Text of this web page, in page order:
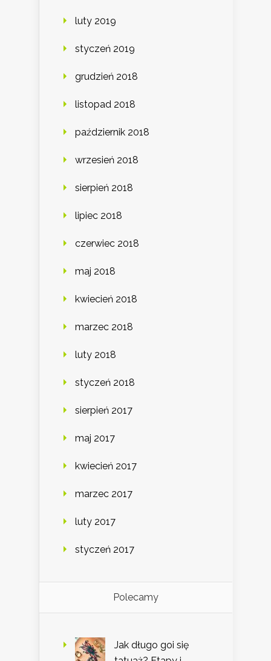
luty 2019
styczeń 2019
grudzień 2018
listopad 2018
październik 2018
wrzesień 2018
sierpień 2018
lipiec 2018
czerwiec 2018
maj 2018
kwiecień 2018
marzec 2018
luty 2018
styczeń 2018
sierpień 2017
maj 2017
kwiecień 2017
marzec 2017
luty 2017
styczeń 2017
Polecamy
Jak długo goi się